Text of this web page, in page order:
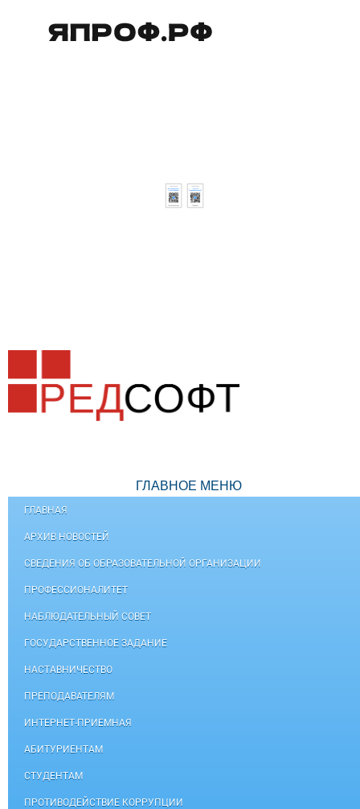
ГЛАВНОЕ МЕНЮ
ГЛАВНАЯ
АРХИВ НОВОСТЕЙ
СВЕДЕНИЯ ОБ ОБРАЗОВАТЕЛЬНОЙ ОРГАНИЗАЦИИ
ПРОФЕССИОНАЛИТЕТ
НАБЛЮДАТЕЛЬНЫЙ СОВЕТ
ГОСУДАРСТВЕННОЕ ЗАДАНИЕ
НАСТАВНИЧЕСТВО
ПРЕПОДАВАТЕЛЯМ
ИНТЕРНЕТ-ПРИЕМНАЯ
АБИТУРИЕНТАМ
СТУДЕНТАМ
ПРОТИВОДЕЙСТВИЕ КОРРУПЦИИ